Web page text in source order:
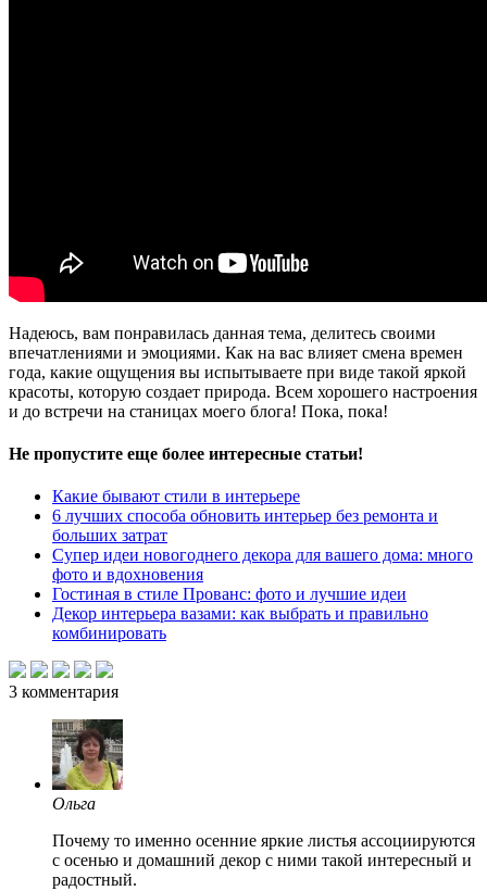
Надеюсь, вам понравилась данная тема, делитесь своими
впечатлениями и эмоциями. Как на вас влияет смена времен
года, какие ощущения вы испытываете при виде такой яркой
красоты, которую создает природа. Всем хорошего настроения
и до встречи на станицах моего блога! Пока, пока!
Не пропустите еще более интересные статьи!
Какие бывают стили в интерьере
6 лучших способа обновить интерьер без ремонта и
больших затрат
Супер идеи новогоднего декора для вашего дома: много
фото и вдохновения
Гостиная в стиле Прованс: фото и лучшие идеи
Декор интерьера вазами: как выбрать и правильно
комбинировать
3 комментария
Ольга
Почему то именно осенние яркие листья ассоциируются
с осенью и домашний декор с ними такой интересный и
радостный.